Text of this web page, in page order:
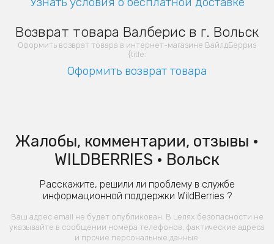
Возврат товара Валберис в г. Вольск
Оформить возврат товара в интернет-магазине ВайлдБерриз
{title:
Оформить возврат товара
Жалобы, комментарии, отзывы •
WILDBERRIES • Вольск
Расскажите, решили ли проблему в службе
информационной поддержки WildBerries ?
Ваш адрес email не будет опубликован. В целях безопасности не
указывайте в сообщении номера телефонов, фактические адреса
и прочие персональные данные.